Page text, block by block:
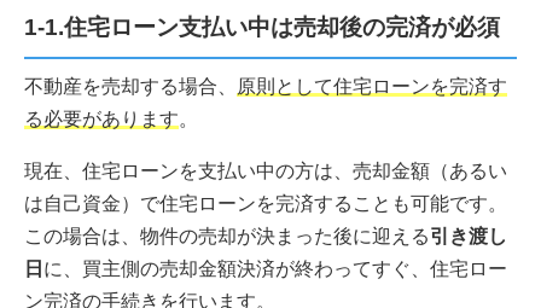
1-1.住宅ローン支払い中は売却後の完済が必須
不動産を売却する場合、
原則として住宅ローンを完済す
る必要があります。
現在、住宅ローンを支払い中の方は、売却金額（あるい
は自己資金）で住宅ローンを完済することも可能です。
この場合は、物件の売却が決まった後に迎える引き渡し
日 に、買主側の売却金額決済が終わってすぐ、住宅ロー
ン完済の手続きを行います。